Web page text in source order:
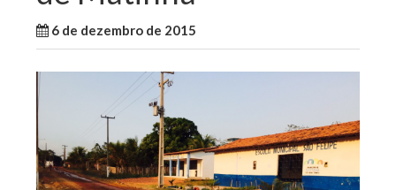
6 de dezembro de 2015